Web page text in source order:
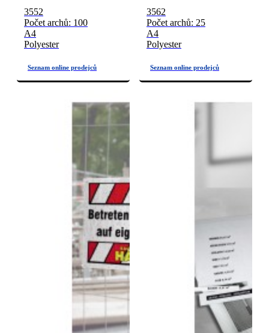
3552
Počet archů: 100
A4
Polyester
3562
Počet archů: 25
A4
Polyester